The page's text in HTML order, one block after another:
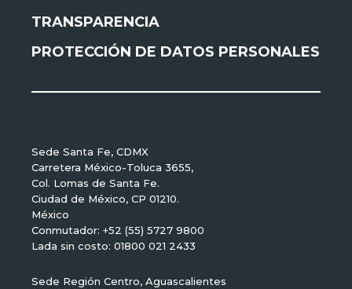
TRANSPARENCIA
PROTECCIÓN DE DATOS PERSONALES
Sede Santa Fe, CDMX
Carretera México-Toluca 3655,
Col. Lomas de Santa Fe.
Ciudad de México, CP 01210.
México
Conmutador: +52 (55) 5727 9800
Lada sin costo: 01800 021 2433
Sede Región Centro, Aguascalientes